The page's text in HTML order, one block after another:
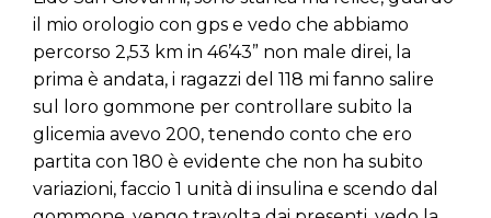
il mio orologio con gps e vedo che abbiamo
percorso 2,53 km in 46’43” non male direi, la
prima è andata, i ragazzi del 118 mi fanno salire
sul loro gommone per controllare subito la
glicemia avevo 200, tenendo conto che ero
partita con 180 è evidente che non ha subito
variazioni, faccio 1 unità di insulina e scendo dal